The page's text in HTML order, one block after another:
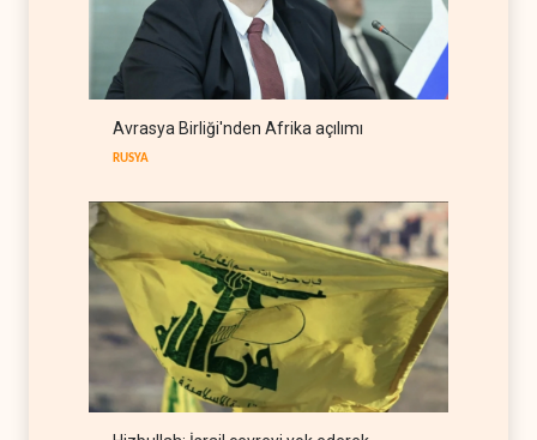
WSJ: Trump, Hürmüz
açılırsa İran savaşını
bitirmeye hazır
BATI YARIM KÜRE 09 Ağustos 2026
HTŞ-Rusya anlaşması
Avrasya Birliği'nden Afrika açılımı
RUSYA